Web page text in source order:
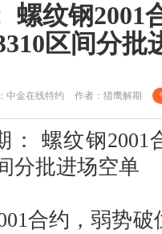
螺纹钢2001
区间分批
中金在线特约 作者：猎鹰解期
螺纹钢2001
分批进场空单
约，弱势破